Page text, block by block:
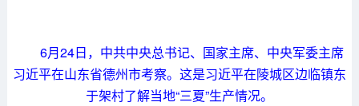
6月24日，中共中央总书记、国家主席、中央军委主席
习近平在山东省德州市考察。这是习近平在陵城区边临镇东
于架村了解当地“三夏”生产情况。